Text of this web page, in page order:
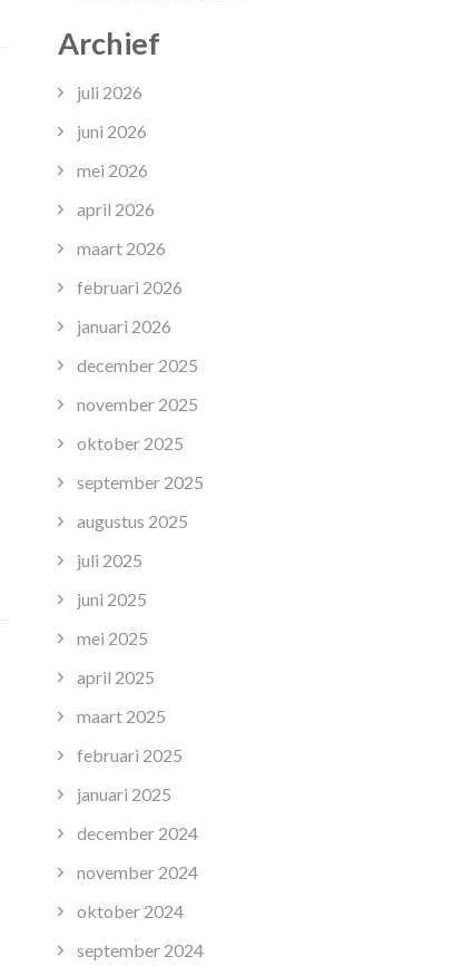
Archief
juli 2026
juni 2026
mei 2026
april 2026
maart 2026
februari 2026
januari 2026
december 2025
november 2025
oktober 2025
september 2025
augustus 2025
juli 2025
juni 2025
mei 2025
april 2025
maart 2025
februari 2025
januari 2025
december 2024
november 2024
oktober 2024
september 2024